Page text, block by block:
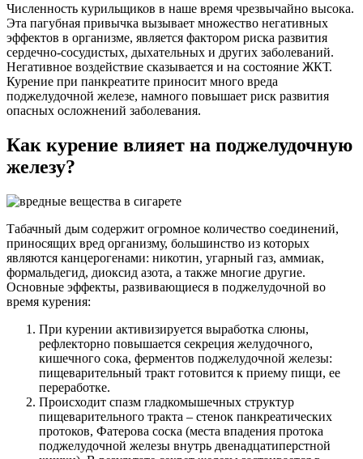
Численность курильщиков в наше время чрезвычайно высока.
Эта пагубная привычка вызывает множество негативных
эффектов в организме, является фактором риска развития
сердечно-сосудистых, дыхательных и других заболеваний.
Негативное воздействие сказывается и на состояние ЖКТ.
Курение при панкреатите приносит много вреда
поджелудочной железе, намного повышает риск развития
опасных осложнений заболевания.
Как курение влияет на поджелудочную
железу?
Табачный дым содержит огромное количество соединений,
приносящих вред организму, большинство из которых
являются канцерогенами: никотин, угарный газ, аммиак,
формальдегид, диоксид азота, а также многие другие.
Основные эффекты, развивающиеся в поджелудочной во
время курения:
При курении активизируется выработка слюны,
рефлекторно повышается секреция желудочного,
кишечного сока, ферментов поджелудочной железы:
пищеварительный тракт готовится к приему пищи, ее
переработке.
Происходит спазм гладкомышечных структур
пищеварительного тракта – стенок панкреатических
протоков, Фатерова соска (места впадения протока
поджелудочной железы внутрь двенадцатиперстной